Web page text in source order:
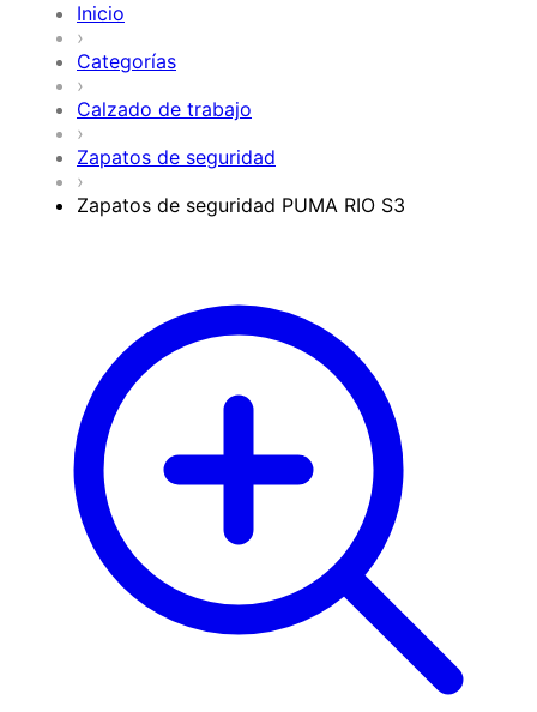
Inicio
›
Categorías
›
Calzado de trabajo
›
Zapatos de seguridad
›
Zapatos de seguridad PUMA RIO S3